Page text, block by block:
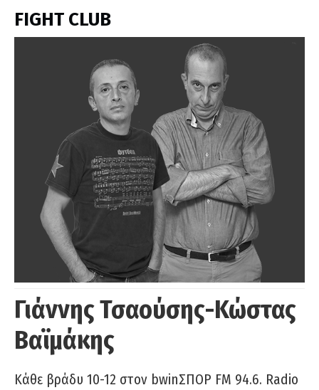
FIGHT CLUB
Γιάννης Τσαούσης-Κώστας
Βαϊμάκης
Κάθε βράδυ 10-12 στον bwinΣΠΟΡ FM 94.6. Radio